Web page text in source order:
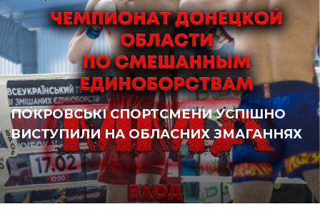
ПОКРОВСЬКІ СПОРТСМЕНИ УСПІШНО
ВИСТУПИЛИ НА ОБЛАСНИХ ЗМАГАННЯХ